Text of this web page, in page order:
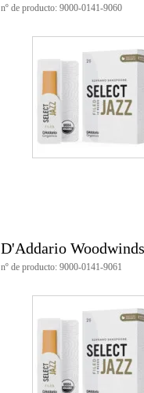
nº de producto: 9000-0141-9060
D'Addario
nº de producto: 9000-0141-9061